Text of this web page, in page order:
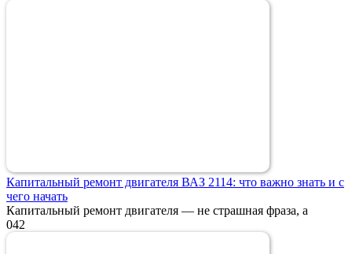
Капитальный ремонт двигателя ВАЗ 2114: что важно знать и с
чего начать
Капитальный ремонт двигателя — не страшная фраза, а
042